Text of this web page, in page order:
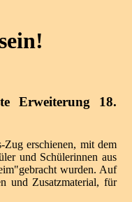
Erweiterung 18.
erschienen, mit dem
und Schülerinnen aus
wurden. Auf
und Zusatzmaterial, für